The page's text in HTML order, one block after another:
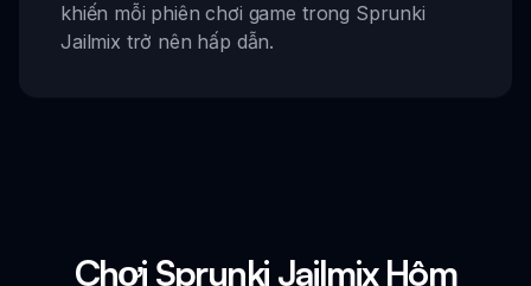
khiến mỗi phiên chơi game trong Sprunki
Jailmix trở nên hấp dẫn.
Chơi Sprunki Jailmix Hôm